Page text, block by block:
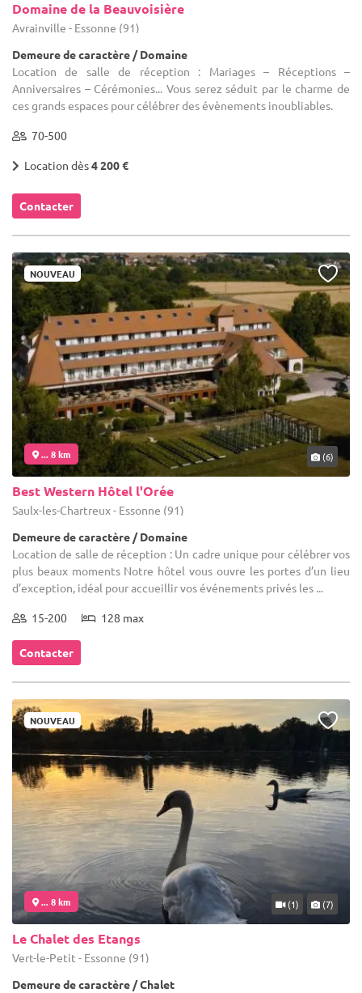
Domaine de la Beauvoisière
Avrainville - Essonne (91)
Demeure de caractère / Domaine
Location de salle de réception : Mariages – Réceptions –
Anniversaires – Cérémonies... Vous serez séduit par le charme de
ces grands espaces pour célébrer des évènements inoubliables.
70-500
Location dès4 200 €
Contacter
NOUVEAU
... 8 km (6)
Best Western Hôtel l'Orée
Saulx-les-Chartreux - Essonne (91)
Demeure de caractère / Domaine
Location de salle de réception : Un cadre unique pour célébrer vos
plus beaux moments Notre hôtel vous ouvre les portes d’un lieu
d’exception, idéal pour accueillir vos événements privés les ...
15-200 128 max
Contacter
NOUVEAU
... 8 km (1) (7)
Le Chalet des Etangs
Vert-le-Petit - Essonne (91)
Demeure de caractère / Chalet